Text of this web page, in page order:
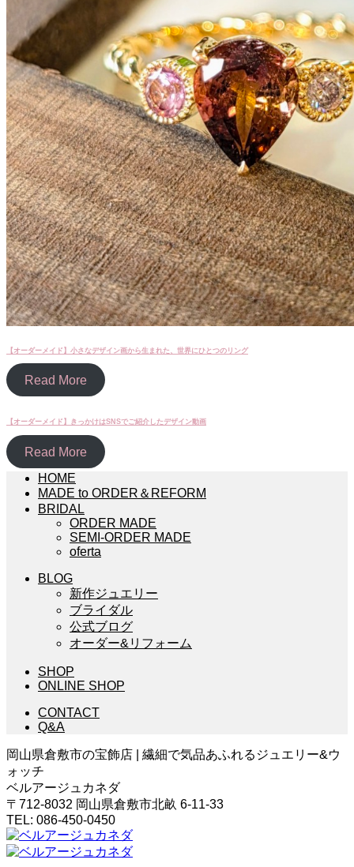
【オーダーメイド】小さなデザイン画から生まれた、世界にひとつのリング
Read More
【オーダーメイド】きっかけはSNSでご紹介したデザイン動画
Read More
HOME
MADE to ORDER＆REFORM
BRIDAL
ORDER MADE
SEMI-ORDER MADE
oferta
BLOG
新作ジュエリー
ブライダル
公式ブログ
オーダー&リフォーム
SHOP
ONLINE SHOP
CONTACT
Q&A
岡山県倉敷市の宝飾店 | 繊細で気品あふれるジュエリー&ウ
ォッチ
ベルアージュカネダ
〒712-8032 岡山県倉敷市北畝 6-11-33
TEL: 086-450-0450